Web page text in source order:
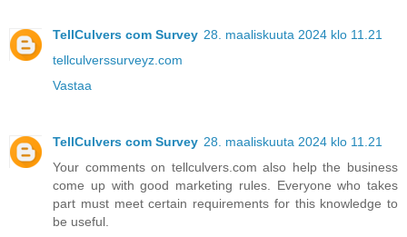
TellCulvers com Survey 28. maaliskuuta 2024 klo 11.21
tellculverssurveyz.com
Vastaa
TellCulvers com Survey 28. maaliskuuta 2024 klo 11.21
Your comments on tellculvers.com also help the business
come up with good marketing rules. Everyone who takes
part must meet certain requirements for this knowledge to
be useful.